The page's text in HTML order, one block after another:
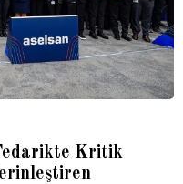
Kritik